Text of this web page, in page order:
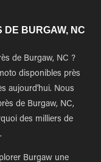
DE BURGAW, NC
de Burgaw, NC ?
disponibles près
aujourd'hui. Nous
de Burgaw, NC,
des milliers de
Burgaw une